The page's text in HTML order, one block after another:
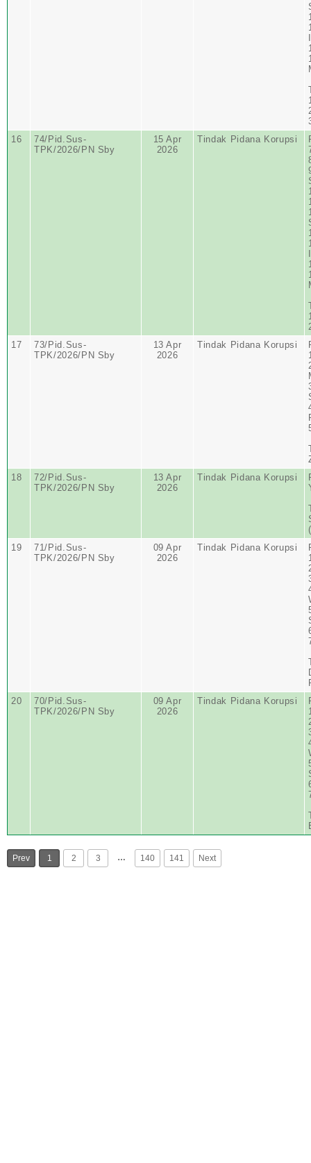
16
74/Pid.Sus-
TPK/2026/PN Sby
15 Apr
2026
Tindak Pidana Korupsi
17
73/Pid.Sus-
TPK/2026/PN Sby
13 Apr
2026
Tindak Pidana Korupsi
18
72/Pid.Sus-
TPK/2026/PN Sby
13 Apr
2026
Tindak Pidana Korupsi
19
71/Pid.Sus-
TPK/2026/PN Sby
09 Apr
2026
Tindak Pidana Korupsi
20
70/Pid.Sus-
TPK/2026/PN Sby
09 Apr
2026
Tindak Pidana Korupsi
Prev 1 2 3 … 140 141 Next